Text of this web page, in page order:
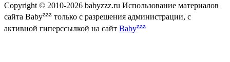
Copyright © 2010-2026 babyzzz.ru Использование материалов
сайта Babyzzz только с разрешения администрации, с
активной гиперссылкой на сайт Babyzzz